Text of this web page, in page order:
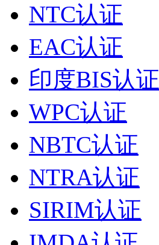
NTC认证
EAC认证
印度BIS认证
WPC认证
NBTC认证
NTRA认证
SIRIM认证